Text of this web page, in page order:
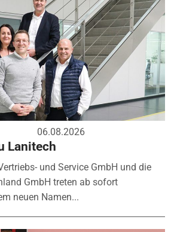
06.08.2026
Lanitech
und Service GmbH und die
GmbH treten ab sofort
neuen Namen...